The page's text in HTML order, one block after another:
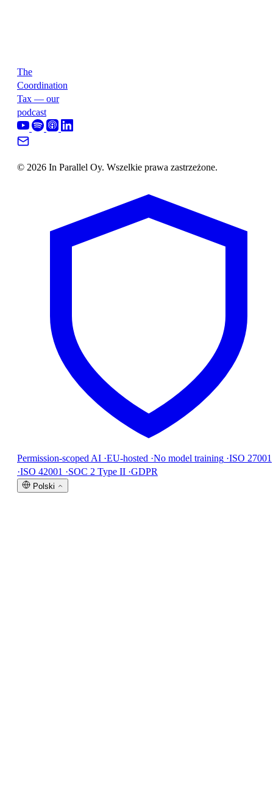
The
Coordination
Tax — our
podcast
© 2026 In Parallel Oy. Wszelkie prawa zastrzeżone.
Permission-scoped AI ·EU-hosted ·No model training ·ISO 27001
·ISO 42001 ·SOC 2 Type II ·GDPR
Polski